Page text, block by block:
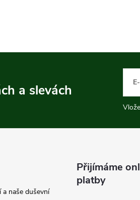
a slevách
a naše duševní
Přijímáme
platby